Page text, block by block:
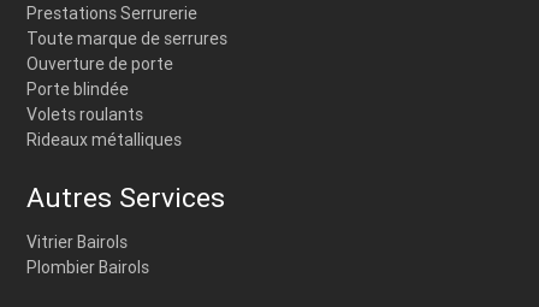
Prestations Serrurerie
Toute marque de serrures
Ouverture de porte
Porte blindée
Volets roulants
Rideaux métalliques
Autres Services
Vitrier Bairols
Plombier Bairols